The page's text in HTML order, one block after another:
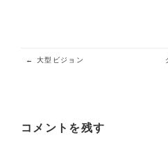
投稿ナビゲーション
← 大型ビジョン
コメントを残す